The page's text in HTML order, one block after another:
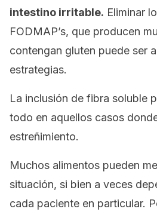
intestino irritable. Eliminar
FODMAP’s, que producen
contengan gluten puede ser
estrategias.
La inclusión de fibra soluble
todo en aquellos casos
estreñimiento.
Muchos alimentos pueden
situación, si bien a veces
cada paciente en particular.